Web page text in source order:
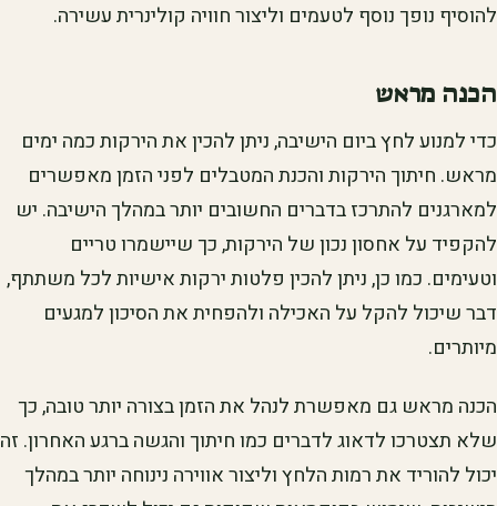
להוסיף נופך נוסף לטעמים וליצור חוויה קולינרית עשירה.
הכנה מראש
כדי למנוע לחץ ביום הישיבה, ניתן להכין את הירקות כמה ימים
מראש. חיתוך הירקות והכנת המטבלים לפני הזמן מאפשרים
למארגנים להתרכז בדברים החשובים יותר במהלך הישיבה. יש
להקפיד על אחסון נכון של הירקות, כך שיישמרו טריים
וטעימים. כמו כן, ניתן להכין פלטות ירקות אישיות לכל משתתף,
דבר שיכול להקל על האכילה ולהפחית את הסיכון למגעים
מיותרים.
הכנה מראש גם מאפשרת לנהל את הזמן בצורה יותר טובה, כך
שלא תצטרכו לדאוג לדברים כמו חיתוך והגשה ברגע האחרון. זה
יכול להוריד את רמות הלחץ וליצור אווירה נינוחה יותר במהלך